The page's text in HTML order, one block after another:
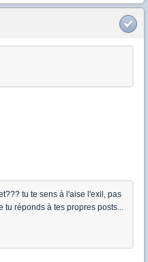
tu te sens à l'aise l'exil, pas
réponds à tes propres posts...